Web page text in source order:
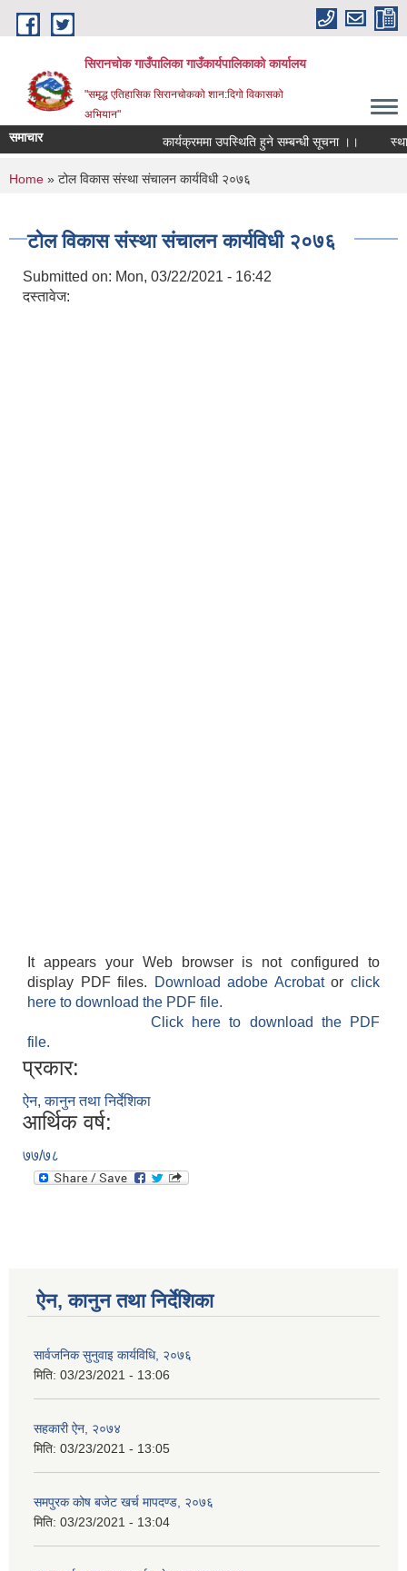
Skip to main content
सिरानचोक गाउँपालिका गाउँकार्यपालिकाको कार्यालय
"समृद्ध एतिहासिक सिरानचोकको शान:दिगो विकासको
अभियान"
समाचार कार्यक्रममा उपस्थिति हुने सम्बन्धी सूचना ।।
You are here
Home » टोल विकास संस्था संचालन कार्यविधी २०७६
टोल विकास संस्था संचालन कार्यविधी २०७६
Submitted on: Mon, 03/22/2021 - 16:42
दस्तावेज:
It appears your Web browser is not configured to
display PDF files.
Download adobe Acrobatorclick
here to download the PDF file.
Click here to download the PDF
file.
प्रकार:
ऐन, कानुन तथा निर्देशिका
आर्थिक वर्ष:
७७/७८
ऐन, कानुन तथा निर्देशिका
सार्वजनिक सुनुवाइ कार्यविधि, २०७६
मिति: 03/23/2021 - 13:06
सहकारी ऐन, २०७४
मिति: 03/23/2021 - 13:05
समपुरक कोष बजेट खर्च मापदण्ड, २०७६
मिति: 03/23/2021 - 13:04